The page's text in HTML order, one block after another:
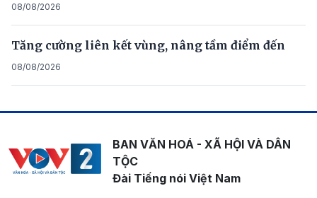
08/08/2026
Tăng cường liên kết vùng, nâng tầm điểm đến
08/08/2026
BAN VĂN HOÁ - XÃ HỘI VÀ DÂN
TỘC
Đài Tiếng nói Việt Nam